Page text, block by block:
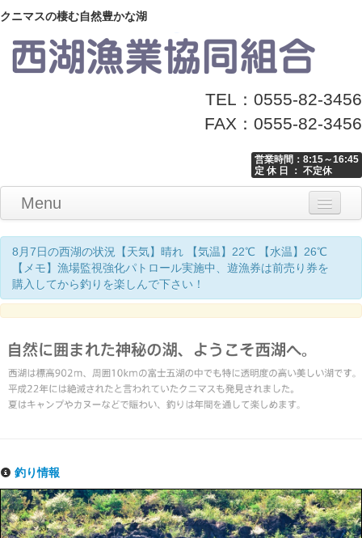
クニマスの棲む自然豊かな湖
TEL：0555-82-3456
FAX：0555-82-3456
営業時間：8:15～16:45
定 休 日 ： 不定休
Menu
Home
釣り情報
マナーとお願い
クニマス展示館
漁協からのお知らせ
お問い合わせ
8月7日の西湖の状況【天気】晴れ 【気温】22℃ 【水温】26℃
【メモ】漁場監視強化パトロール実施中、遊漁券は前売り券を
購入してから釣りを楽しんで下さい！
釣り情報